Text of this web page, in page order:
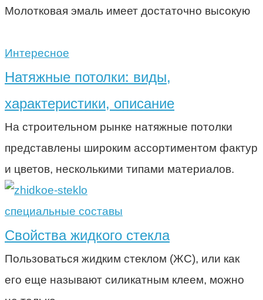
Молотковая эмаль имеет достаточно высокую
Интересное
Натяжные потолки: виды,
характеристики, описание
На строительном рынке натяжные потолки
представлены широким ассортиментом фактур
и цветов, несколькими типами материалов.
специальные составы
Свойства жидкого стекла
Пользоваться жидким стеклом (ЖС), или как
его еще называют силикатным клеем, можно